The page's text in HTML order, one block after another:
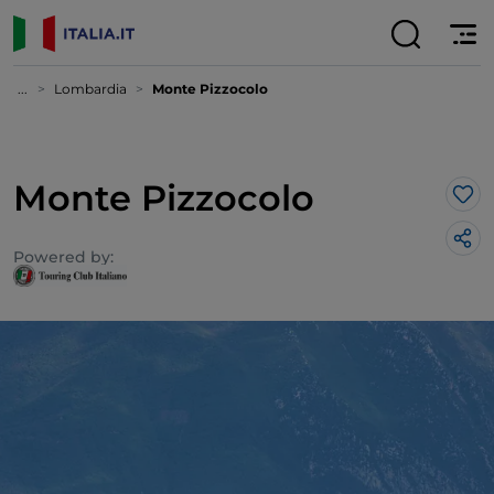
... Lombardia Monte Pizzocolo
Monte Pizzocolo
Powered by: